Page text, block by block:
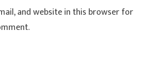
and website in this browser for